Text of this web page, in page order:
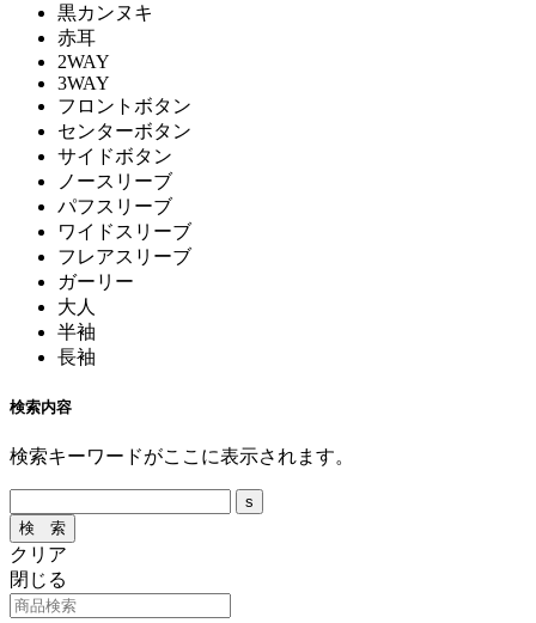
黒カンヌキ
赤耳
2WAY
3WAY
フロントボタン
センターボタン
サイドボタン
ノースリーブ
パフスリーブ
ワイドスリーブ
フレアスリーブ
ガーリー
大人
半袖
長袖
検索内容
検索キーワードがここに表示されます。
クリア
閉じる